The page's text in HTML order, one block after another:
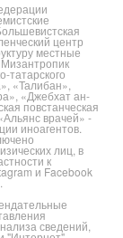
центр
местные
«Талибан»,
«Джебхат ан-
повстанческая
врачей» -
иноагентов.
лиц, в
к
и Facebook
сведений,